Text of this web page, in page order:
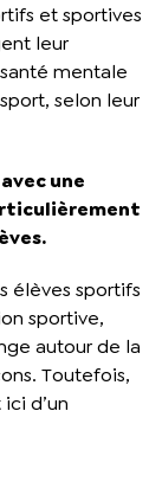
et sportives
leur
mentale
selon leur
une
élèves sportifs
sportive,
autour de la
Toutefois,
d’un